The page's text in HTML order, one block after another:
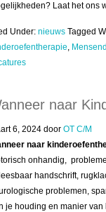
Laat het ons
Under: nieuws Tagged
,
naar
6, 2024 door OT C/M
naar
onhandig,
handschrift,
problemen,
je houding en manier van